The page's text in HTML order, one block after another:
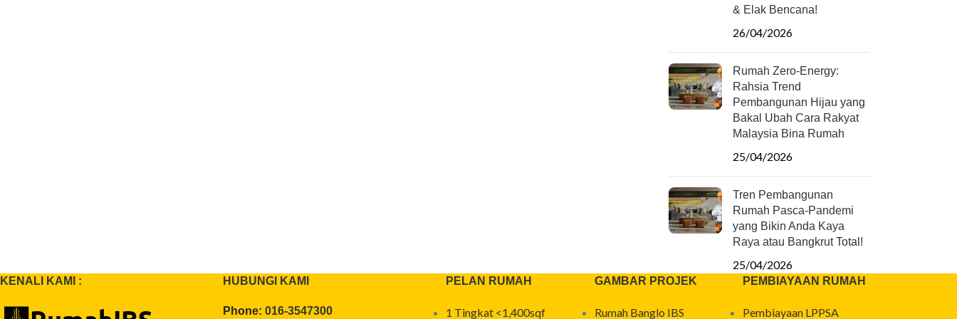
& Elak Bencana!
26/04/2026
Rumah Zero-Energy:
Rahsia Trend
Pembangunan Hijau yang
Bakal Ubah Cara Rakyat
Malaysia Bina Rumah
25/04/2026
Tren Pembangunan
Rumah Pasca-Pandemi
yang Bikin Anda Kaya
Raya atau Bangkrut Total!
25/04/2026
KENALI KAMI : HUBUNGI KAMI
Phone: 016-3547300
PELAN RUMAH
1 Tingkat <1,400sqf
GAMBAR PROJEK
Rumah Banglo IBS
PEMBIAYAAN RUMAH
Pembiayaan LPPSA